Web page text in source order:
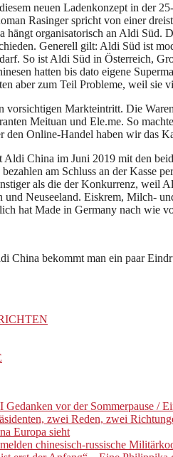
neuen Ladenkonzept in der
Rasinger spricht von einer
hängt organisatorisch an Aldi Süd.
Generell gilt: Aldi Süd ist
So ist Aldi Süd in Österreich,
hatten bis dato eigene
aber zum Teil Probleme, weil sie
vorsichtigen Markteintritt. Die
Meituan und Ele.me. So
Online-Handel haben wir das
Aldi China im Juni 2019 mit den
am Schluss an der Kasse
als die der Konkurrenz, weil
und Neuseeland. Eiskrem, Milch-
hat Made in Germany nach wie
China bekommt man ein paar
vor der Sommerpause /
zwei Reden, zwei
Europa sieht
chinesisch-russische